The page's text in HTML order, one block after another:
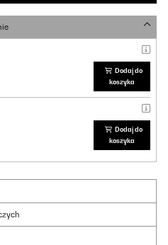
Dodaj do
koszyka
Dodaj do
koszyka